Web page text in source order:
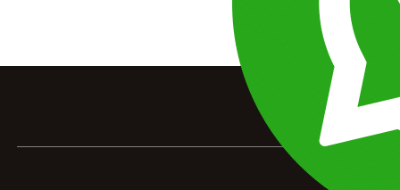
התקשרות